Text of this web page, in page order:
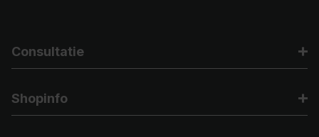
Consultatie
Shopinfo